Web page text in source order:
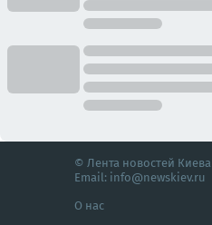
© Лента новостей Киева
Email: info@newskiev.ru
О нас